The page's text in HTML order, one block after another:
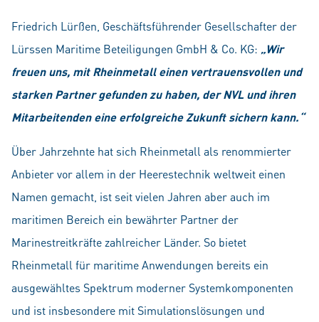
Friedrich Lürßen, Geschäftsführender Gesellschafter der
Lürssen Maritime Beteiligungen GmbH & Co. KG: „Wir
freuen uns, mit Rheinmetall einen vertrauensvollen und
starken Partner gefunden zu haben, der NVL und ihren
Mitarbeitenden eine erfolgreiche Zukunft sichern kann.“
Über Jahrzehnte hat sich Rheinmetall als renommierter
Anbieter vor allem in der Heerestechnik weltweit einen
Namen gemacht, ist seit vielen Jahren aber auch im
maritimen Bereich ein bewährter Partner der
Marinestreitkräfte zahlreicher Länder. So bietet
Rheinmetall für maritime Anwendungen bereits ein
ausgewähltes Spektrum moderner Systemkomponenten
und ist insbesondere mit Simulations­lösungen und